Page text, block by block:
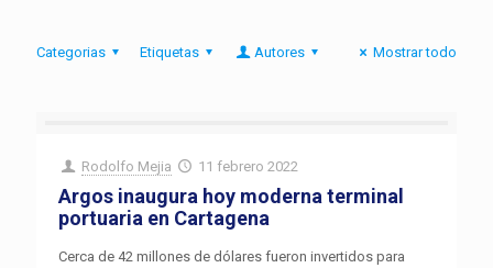
Categorias Etiquetas Autores Mostrar todo
Rodolfo Mejia 11 febrero 2022
Argos inaugura hoy moderna terminal
portuaria en Cartagena
Cerca de 42 millones de dólares fueron invertidos para